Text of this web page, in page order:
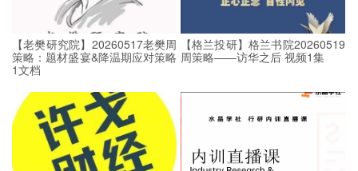
【老樊研究院】20260517老樊周
策略：题材盛宴&降温期应对策略
1文档
【格兰投研】格兰书院20260519
周策略——访华之后 视频1集